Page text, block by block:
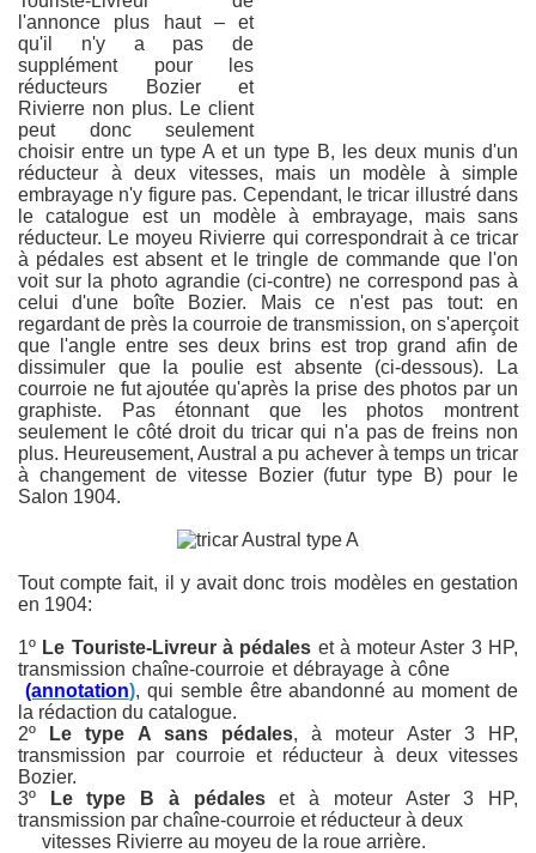
l'annonce plus haut – et
qu'il n'y a pas de
supplément pour les
réducteurs Bozier et
Rivierre non plus. Le client
peut donc seulement
choisir entre un type A et un type B, les deux munis d'un
réducteur à deux vitesses, mais un modèle à simple
embrayage n'y figure pas. Cependant, le tricar illustré dans
le catalogue est un modèle à embrayage, mais sans
réducteur. Le moyeu Rivierre qui correspondrait à ce tricar
à pédales est absent et le tringle de commande que l'on
voit sur la photo agrandie (ci-contre) ne correspond pas à
celui d'une boîte Bozier. Mais ce n'est pas tout: en
regardant de près la courroie de transmission, on s'aperçoit
que l'angle entre ses deux brins est trop grand afin de
dissimuler que la poulie est absente (ci-dessous). La
courroie ne fut ajoutée qu'après la prise des photos par un
graphiste. Pas étonnant que les photos montrent
seulement le côté droit du tricar qui n'a pas de freins non
plus. Heureusement, Austral a pu achever à temps un tricar
à changement de vitesse Bozier (futur type B) pour le
Salon 1904.
Tout compte fait, il y avait donc trois modèles en gestation
en 1904:
1º Le Touriste-Livreur à pédales et à moteur Aster 3 HP,
transmission chaîne-courroie et débrayage à cône
(annotation), qui semble être abandonné au moment de
la rédaction du catalogue.
2º
Le type A sans pédales, à moteur Aster 3 HP,
transmission par courroie et réducteur à deux vitesses
Bozier.
3º
Le type B à pédaleset à moteur Aster 3 HP,
transmission par chaîne-courroie et réducteur à deux
vitesses Rivierre au moyeu de la roue arrière.